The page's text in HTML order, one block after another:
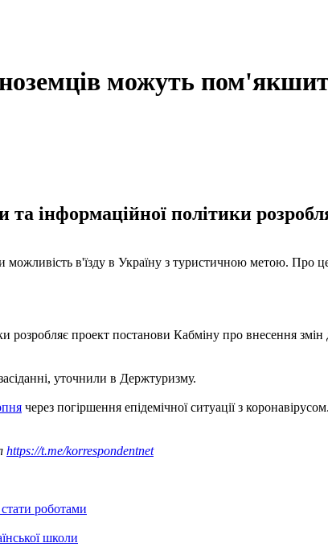
можуть
та інформаційної політики
можливість в'їзду в Україну з туристичною метою. Про
розробляє проект постанови Кабміну про внесення
уточнили в Держтуризму.
через погіршення епідемічної ситуації з
https://t.me/korrespondentnet
роботами
школи